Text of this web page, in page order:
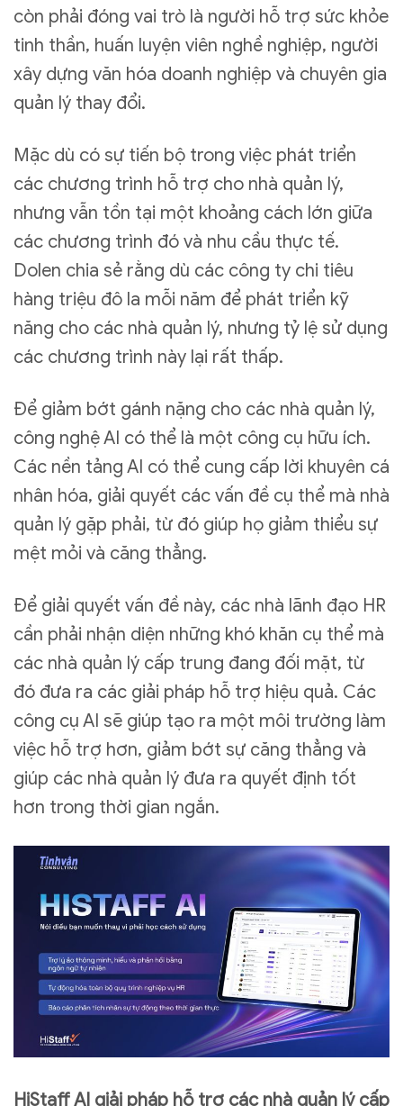
còn phải đóng vai trò là người hỗ trợ sức khỏe
tinh thần, huấn luyện viên nghề nghiệp, người
xây dựng văn hóa doanh nghiệp và chuyên gia
quản lý thay đổi.
Mặc dù có sự tiến bộ trong việc phát triển
các chương trình hỗ trợ cho nhà quản lý,
nhưng vẫn tồn tại một khoảng cách lớn giữa
các chương trình đó và nhu cầu thực tế.
Dolen chia sẻ rằng dù các công ty chi tiêu
hàng triệu đô la mỗi năm để phát triển kỹ
năng cho các nhà quản lý, nhưng tỷ lệ sử dụng
các chương trình này lại rất thấp.
Để giảm bớt gánh nặng cho các nhà quản lý,
công nghệ AI có thể là một công cụ hữu ích.
Các nền tảng AI có thể cung cấp lời khuyên cá
nhân hóa, giải quyết các vấn đề cụ thể mà nhà
quản lý gặp phải, từ đó giúp họ giảm thiểu sự
mệt mỏi và căng thẳng.
Để giải quyết vấn đề này, các nhà lãnh đạo HR
cần phải nhận diện những khó khăn cụ thể mà
các nhà quản lý cấp trung đang đối mặt, từ
đó đưa ra các giải pháp hỗ trợ hiệu quả. Các
công cụ AI sẽ giúp tạo ra một môi trường làm
việc hỗ trợ hơn, giảm bớt sự căng thẳng và
giúp các nhà quản lý đưa ra quyết định tốt
hơn trong thời gian ngắn.
HiStaff AI giải pháp hỗ trợ các nhà quản lý cấp